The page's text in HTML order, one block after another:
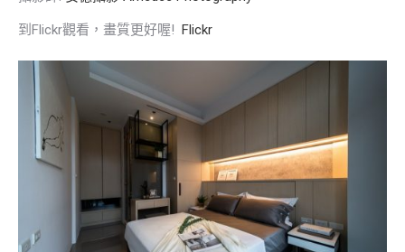
到Flickr觀看，畫質更好喔! Flickr